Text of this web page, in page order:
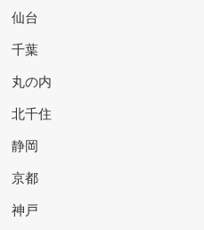
仙台
千葉
丸の内
北千住
静岡
京都
神戸